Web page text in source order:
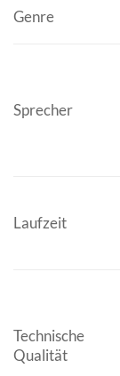
Genre
Sprecher
Laufzeit
Technische
Qualität